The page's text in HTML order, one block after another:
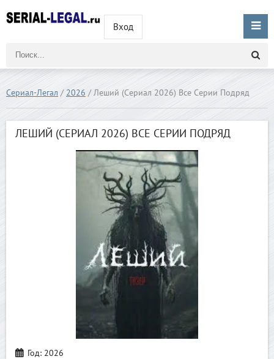
Вход
Сериал-Легал / 2026 / Леший (Сериал 2026) Все Серии Подряд
ЛЕШИЙ (СЕРИАЛ 2026) ВСЕ СЕРИИ ПОДРЯД
Год: 2026